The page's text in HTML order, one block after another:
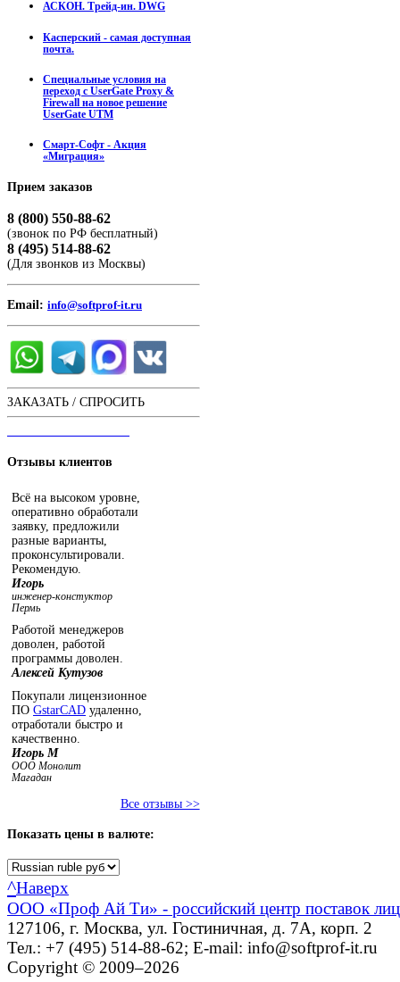
АСКОН. Трейд-ин. DWG
Касперский - самая доступная
почта.
Специальные условия на
переход с UserGate Proxy &
Firewall на новое решение
UserGate UTM
Смарт-Софт - Акция
«Миграция»
Прием заказов
8 (800) 550-88-62
(звонок по РФ бесплатный)
8 (495) 514-88-62
(Для звонков из Москвы)
Email: info@softprof-it.ru
ЗАКАЗАТЬ / СПРОСИТЬ
Отзывы клиентов
Всё на высоком уровне,
оперативно обработали
заявку, предложили
разные варианты,
проконсультировали.
Рекомендую.
Игорь
инженер-констуктор
Пермь
Работой менеджеров
доволен, работой
программы доволен.
Алексей Кутузов
Покупали лицензионное
ПО GstarCAD удаленно,
отработали быстро и
качественно.
Игорь М
ООО Монолит
Магадан
Все отзывы >>
Показать цены в валюте:
^Наверх
ООО «Проф Ай Ти» - российский центр поставок
127106, г. Москва, ул. Гостиничная, д. 7А, корп. 2
Тел.: +7 (495) 514-88-62; E-mail: info@softprof-it.ru
Copyright © 2009–2026